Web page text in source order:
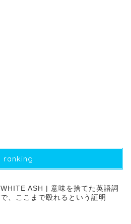
ranking
WHITE ASH | 意味を捨てた英語詞
で、ここまで殴れるという証明